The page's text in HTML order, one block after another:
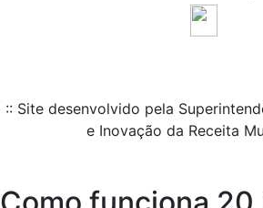
:: Site desenvolvido pela
e Inovação da Receita